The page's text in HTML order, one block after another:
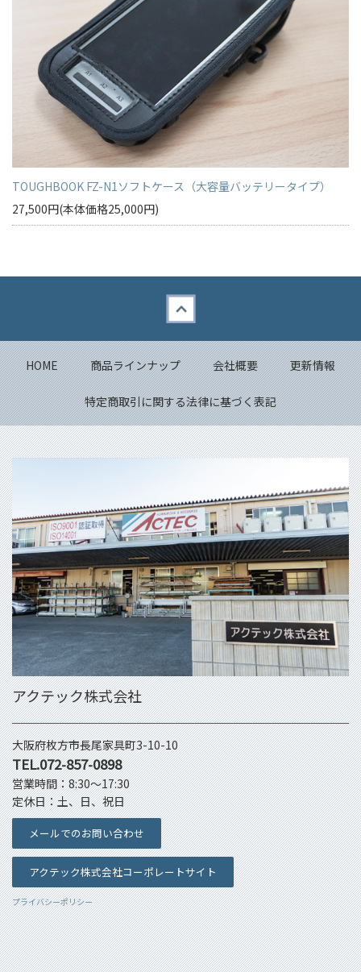
TOUGHBOOK FZ-N1ソフトケース（大容量バッテリータイプ）
27,500円(本体価格25,000円)
HOME 商品ラインナップ 会社概要 更新情報
特定商取引に関する法律に基づく表記
アクテック株式会社
大阪府枚方市長尾家具町3-10-10
TEL.072-857-0898
営業時間：8:30～17:30
定休日：土、日、祝日
メールでのお問い合わせ
アクテック株式会社コーポレートサイト
プライバシーポリシー
Back to top